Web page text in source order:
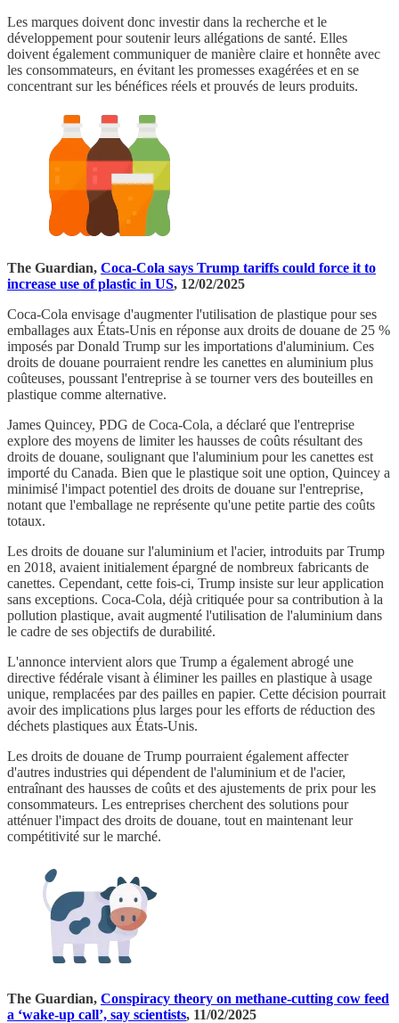
Les marques doivent donc investir dans la recherche et le
développement pour soutenir leurs allégations de santé. Elles
doivent également communiquer de manière claire et honnête avec
les consommateurs, en évitant les promesses exagérées et en se
concentrant sur les bénéfices réels et prouvés de leurs produits.
The Guardian, Coca-Cola says Trump tariffs could force it to
increase use of plastic in US, 12/02/2025
Coca-Cola envisage d'augmenter l'utilisation de plastique pour ses
emballages aux États-Unis en réponse aux droits de douane de 25 %
imposés par Donald Trump sur les importations d'aluminium. Ces
droits de douane pourraient rendre les canettes en aluminium plus
coûteuses, poussant l'entreprise à se tourner vers des bouteilles en
plastique comme alternative.
James Quincey, PDG de Coca-Cola, a déclaré que l'entreprise
explore des moyens de limiter les hausses de coûts résultant des
droits de douane, soulignant que l'aluminium pour les canettes est
importé du Canada. Bien que le plastique soit une option, Quincey a
minimisé l'impact potentiel des droits de douane sur l'entreprise,
notant que l'emballage ne représente qu'une petite partie des coûts
totaux.
Les droits de douane sur l'aluminium et l'acier, introduits par Trump
en 2018, avaient initialement épargné de nombreux fabricants de
canettes. Cependant, cette fois-ci, Trump insiste sur leur application
sans exceptions. Coca-Cola, déjà critiquée pour sa contribution à la
pollution plastique, avait augmenté l'utilisation de l'aluminium dans
le cadre de ses objectifs de durabilité.
L'annonce intervient alors que Trump a également abrogé une
directive fédérale visant à éliminer les pailles en plastique à usage
unique, remplacées par des pailles en papier. Cette décision pourrait
avoir des implications plus larges pour les efforts de réduction des
déchets plastiques aux États-Unis.
Les droits de douane de Trump pourraient également affecter
d'autres industries qui dépendent de l'aluminium et de l'acier,
entraînant des hausses de coûts et des ajustements de prix pour les
consommateurs. Les entreprises cherchent des solutions pour
atténuer l'impact des droits de douane, tout en maintenant leur
compétitivité sur le marché.
The Guardian, Conspiracy theory on methane-cutting cow feed
a ‘wake-up call’, say scientists, 11/02/2025